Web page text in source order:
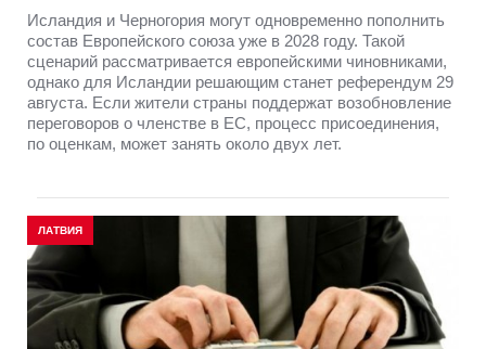
Исландия и Черногория могут одновременно пополнить
состав Европейского союза уже в 2028 году. Такой
сценарий рассматривается европейскими чиновниками,
однако для Исландии решающим станет референдум 29
августа. Если жители страны поддержат возобновление
переговоров о членстве в ЕС, процесс присоединения,
по оценкам, может занять около двух лет.
ЛАТВИЯ